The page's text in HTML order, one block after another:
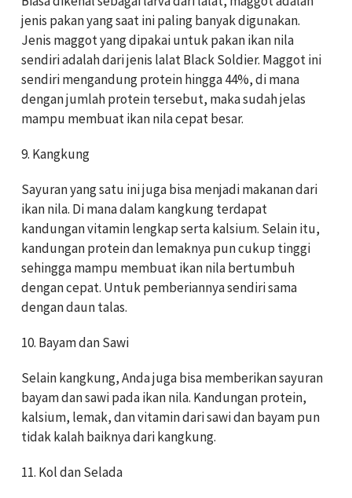
jenis pakan yang saat ini paling banyak digunakan.
Jenis maggot yang dipakai untuk pakan ikan nila
sendiri adalah dari jenis lalat Black Soldier. Maggot ini
sendiri mengandung protein hingga 44%, di mana
dengan jumlah protein tersebut, maka sudah jelas
mampu membuat ikan nila cepat besar.
9. Kangkung
Sayuran yang satu ini juga bisa menjadi makanan dari
ikan nila. Di mana dalam kangkung terdapat
kandungan vitamin lengkap serta kalsium. Selain itu,
kandungan protein dan lemaknya pun cukup tinggi
sehingga mampu membuat ikan nila bertumbuh
dengan cepat. Untuk pemberiannya sendiri sama
dengan daun talas.
10. Bayam dan Sawi
Selain kangkung, Anda juga bisa memberikan sayuran
bayam dan sawi pada ikan nila. Kandungan protein,
kalsium, lemak, dan vitamin dari sawi dan bayam pun
tidak kalah baiknya dari kangkung.
11. Kol dan Selada